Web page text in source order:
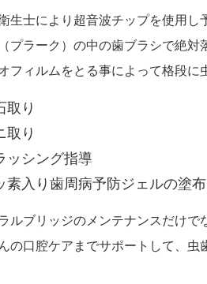
生士により超音波チップを使用
プラーク）の中の歯ブラシで絶
フィルムをとる事によって格段
取り
取り
ッシング指導
素入り歯周病予防ジェルの塗布
ルブリッジのメンテナンスだけで
の口腔ケアまでサポートして、